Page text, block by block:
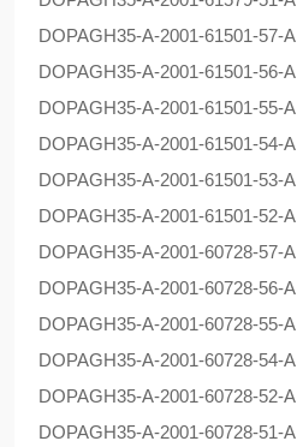
DOPAGH35-A-2001-61501-57-A
DOPAGH35-A-2001-61501-56-A
DOPAGH35-A-2001-61501-55-A
DOPAGH35-A-2001-61501-54-A
DOPAGH35-A-2001-61501-53-A
DOPAGH35-A-2001-61501-52-A
DOPAGH35-A-2001-60728-57-A
DOPAGH35-A-2001-60728-56-A
DOPAGH35-A-2001-60728-55-A
DOPAGH35-A-2001-60728-54-A
DOPAGH35-A-2001-60728-52-A
DOPAGH35-A-2001-60728-51-A